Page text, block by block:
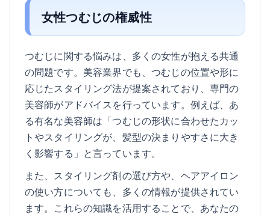
女性つむじの権威性
つむじに関する悩みは、多くの女性が抱える共通
の問題です。美容業界でも、つむじの位置や形に
応じたスタイリング法が提案されており、専門の
美容師がアドバイスを行っています。例えば、あ
る有名な美容師は「つむじの形状に合わせたカッ
トやスタイリングが、髪型の決まりやすさに大き
く影響する」と言っています。
また、スタイリング剤の選び方や、ヘアアイロン
の使い方についても、多くの情報が提供されてい
ます。これらの知識を活用することで、あなたの